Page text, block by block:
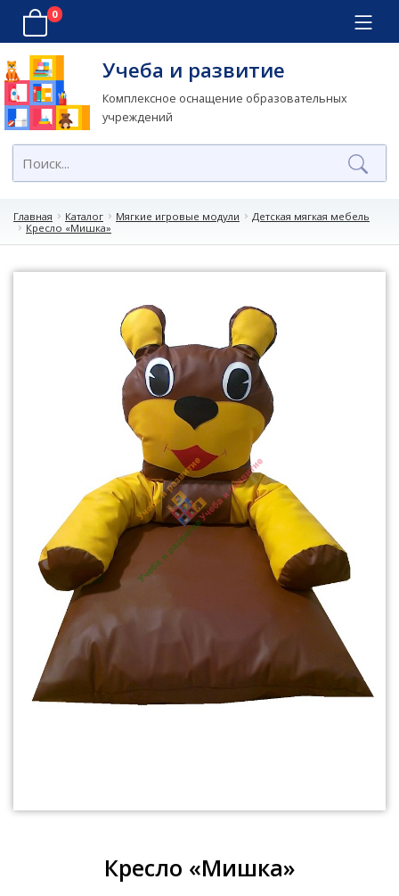
0
Учеба и развитие
Комплексное оснащение образовательных
учреждений
Главная Каталог Мягкие игровые модули
Детская мягкая мебель
Кресло «Мишка»
Кресло «Мишка»